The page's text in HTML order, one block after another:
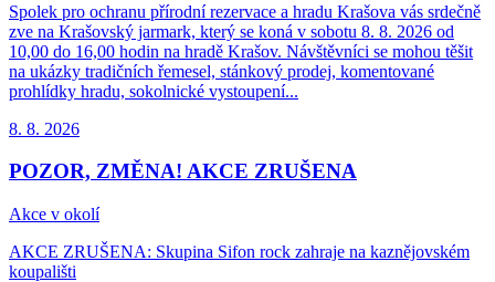
Spolek pro ochranu přírodní rezervace a hradu Krašova vás srdečně
zve na Krašovský jarmark, který se koná v sobotu 8. 8. 2026 od
10,00 do 16,00 hodin na hradě Krašov. Návštěvníci se mohou těšit
na ukázky tradičních řemesel, stánkový prodej, komentované
prohlídky hradu, sokolnické vystoupení...
8. 8. 2026
POZOR, ZMĚNA! AKCE ZRUŠENA
Akce v okolí
AKCE ZRUŠENA: Skupina Sifon rock zahraje na kaznějovském
koupališti